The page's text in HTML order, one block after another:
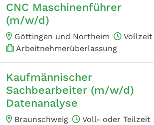
CNC Maschinenführer
(m/w/d)
Göttingen und Northeim
Vollzeit
Arbeitnehmerüberlassung
Kaufmännischer
Sachbearbeiter (m/w/d)
Datenanalyse
Braunschweig
Voll- oder Teilzeit